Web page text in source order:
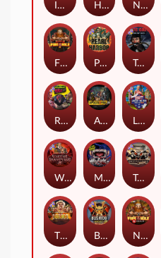
Nexus Fire In The Hole xBomb
Home of the Brave
Munchies
Apocalypse Super xNudge
Fire In The Hole xBomb
Tombstone No Mercy
Roadkill
Nine To Five
Land of the Free
Warrior Graveyard xNudge
Pearl Harbor
Infectious 5 xWays
True Grit Redemption
Bushido Way xNudge
The Border